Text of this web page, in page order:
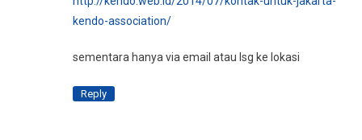
kendo-association/
sementara hanya via email atau lsg ke lokasi
Reply